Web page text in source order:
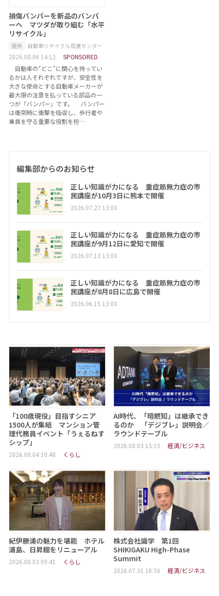
損傷バンパーを新品のバンパ
ーへ マツダが取り組む「水平
リサイクル」
提供 自動車リサイクル促進センター
2026.08.06 14:12
SPONSORED
自動車の“どこ”に関心を持ってい
るかは人それぞれですが、安全性を
大きな使命とする自動車メーカーが
最大限の注意を払っている部品の一
つが「バンパー」です。 バンパー
は衝突時に衝撃を吸収し、歩行者や
乗員を守る重要な役割を担…
編集部からのお知らせ
正しい知識が力になる 重症筋無力症の市
民講座が10月3日に熊本で開催
2026.07.27 13:00
正しい知識が力になる 重症筋無力症の市
民講座が9月12日に愛知で開催
2026.07.13 13:00
正しい知識が力になる 重症筋無力症の市
民講座が8月8日に広島で開催
2026.06.15 13:00
「100歳現役」目指すシニア
1500人が集結 マンション管
理代務員イベント「うぇるねす
シップ」
2026.08.04 10:48 くらし
AI時代、「暗黙知」は継承でき
るのか 「デジブレ」説明会／
ラウンドテーブル
2026.08.03 15:15 経済/ビジネス
紀伊勝浦の魅力を堪能 ホテル
浦島、日昇館をリニューアル
2026.08.03 09:41 くらし
株式会社識学 第1回
SHIKIGAKU High-Phase
Summit
2026.07.31 16:56 経済/ビジネス